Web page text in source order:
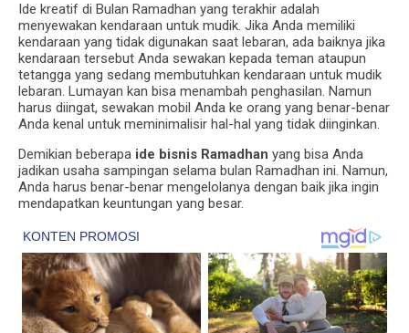
Ide kreatif di Bulan Ramadhan yang terakhir adalah
menyewakan kendaraan untuk mudik. Jika Anda memiliki
kendaraan yang tidak digunakan saat lebaran, ada baiknya jika
kendaraan tersebut Anda sewakan kepada teman ataupun
tetangga yang sedang membutuhkan kendaraan untuk mudik
lebaran. Lumayan kan bisa menambah penghasilan. Namun
harus diingat, sewakan mobil Anda ke orang yang benar-benar
Anda kenal untuk meminimalisir hal-hal yang tidak diinginkan.
Demikian beberapa ide bisnis Ramadhan yang bisa Anda
jadikan usaha sampingan selama bulan Ramadhan ini. Namun,
Anda harus benar-benar mengelolanya dengan baik jika ingin
mendapatkan keuntungan yang besar.